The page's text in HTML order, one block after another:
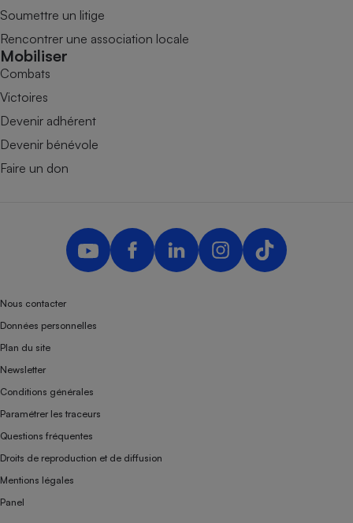
Soumettre un litige
Rencontrer une association locale
Mobiliser
Combats
Victoires
Devenir adhérent
Devenir bénévole
Faire un don
Nous contacter
Données personnelles
Plan du site
Newsletter
Conditions générales
Paramétrer les traceurs
Questions fréquentes
Droits de reproduction et de diffusion
Mentions légales
Panel